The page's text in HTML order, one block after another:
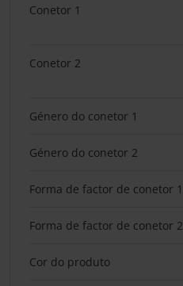
Conetor 1
Conetor 2
Género do conetor 1
Género do conetor 2
Forma de factor de conetor 1
Forma de factor de conetor 2
Cor do produto